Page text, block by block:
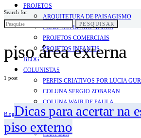
PROJETOS
ARQUITETURA DE PAISAGISMO
PROJETOS RESIDENCIAIS
PROJETOS COMERCIAIS
PROJETOS INFANTIS
BLOG
COLUNISTAS
PERFIS CRIATIVOS POR LÚCIA
COLUNA SERGIO ZOBARAN
COLUNA WAIR DE PAULA
ARTE.IN.FORMA
CONEXÕES
Conectadas
Search for:
PESQUISAR
piso área externa
1 post
BlogDicas para acertar na
piso externo